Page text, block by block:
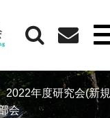
2022年度研究会(新
会